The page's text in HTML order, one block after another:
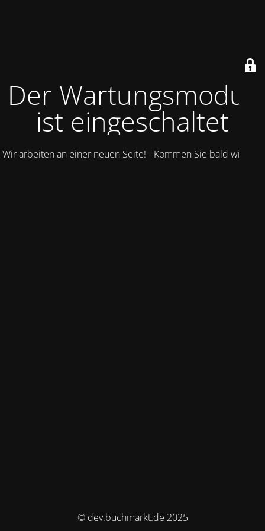
Der Wartungsmodus
ist eingeschaltet
Wir arbeiten an einer neuen Seite! - Kommen Sie bald wieder.
© dev.buchmarkt.de 2025